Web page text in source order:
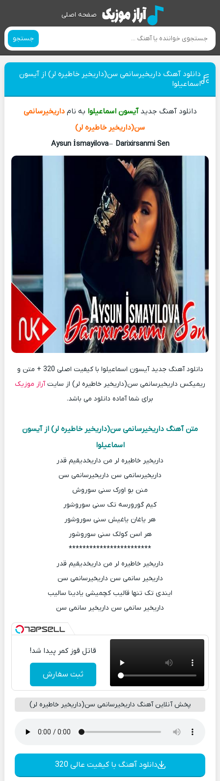
صفحه اصلی
جستجو
دانلود آهنگ داریخیرسانمی سن(داریخیر خاطیره لر) از آیسون
اسماعیلوا
دانلود آهنگ جدیدآیسون اسماعیلوا به نامداریخیرسانمی
سن(داریخیر خاطیره لر)
Aysun İsmayilova– Darixirsanmi Sen
دانلود آهنگ جدید آیسون اسماعیلوا با کیفیت اصلی 320 + متن و
ریمیکس داریخیرسانمی سن(داریخیر خاطیره لر) از سایتآراز موزیک
برای شما آماده دانلود می باشد.
متن آهنگ داریخیرسانمی سن(داریخیر خاطیره لر) از آیسون
اسماعیلوا
داریخیر خاطیره لر من داریخدیقیم قدر
داریخیرسانمی سن داریخیرسانمی سن
منن بو اورک سنی سوروش
کیم گورورسه تک سنی سوروشور
هر یاغان یاغیش سنی سوروشور
هر اسن کولک سنی سوروشور
************************
داریخیر خاطیره لر من داریخدیقیم قدر
داریخیر سانمی سن داریخیرسانمی سن
ایندی تک تنها قالیب کچمیشی یادینا سالیب
داریخیر سانمی سن داریخیر سانمی سن
قاتل قوز کمر پیدا شد!
ثبت سفارش
پخش آنلاین آهنگ داریخیرسانمی سن(داریخیر خاطیره لر)
دانلود آهنگ با کیفیت عالی 320